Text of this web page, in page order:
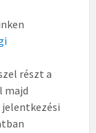
részt a
majd